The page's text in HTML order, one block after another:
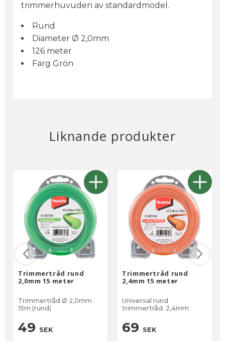
trimmerhuvuden av standardmodel.
Rund
Diameter Ø 2,0mm
126 meter
Färg Grön
Liknande produkter
Trimmertråd rund
2,0mm 15 meter
Trimmertråd Ø 2,0mm
15m (rund)
49 SEK
Trimmertråd rund
2,4mm 15 meter
Universal rund
trimmertråd. 2,4mm
69 SEK